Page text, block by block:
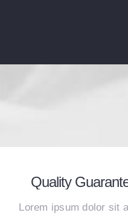
Quality
Lorem ipsum dolor sit